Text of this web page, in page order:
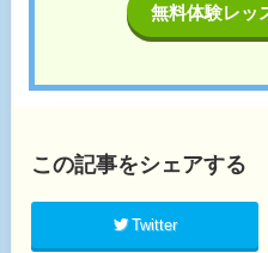
無料体験レッ
この記事をシェアする
Twitter